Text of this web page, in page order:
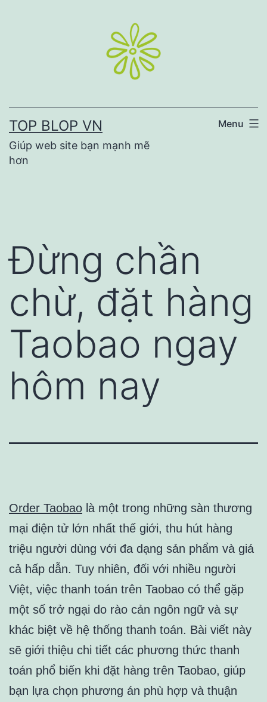
TOP BLOP VN
Giúp web site bạn mạnh mẽ
hơn
Menu
Đừng chần
chừ, đặt hàng
Taobao ngay
hôm nay
Order Taobao là một trong những sàn thương
mại điện tử lớn nhất thế giới, thu hút hàng
triệu người dùng với đa dạng sản phẩm và giá
cả hấp dẫn. Tuy nhiên, đối với nhiều người
Việt, việc thanh toán trên Taobao có thể gặp
một số trở ngại do rào cản ngôn ngữ và sự
khác biệt về hệ thống thanh toán. Bài viết này
sẽ giới thiệu chi tiết các phương thức thanh
toán phổ biến khi đặt hàng trên Taobao, giúp
bạn lựa chọn phương án phù hợp và thuận